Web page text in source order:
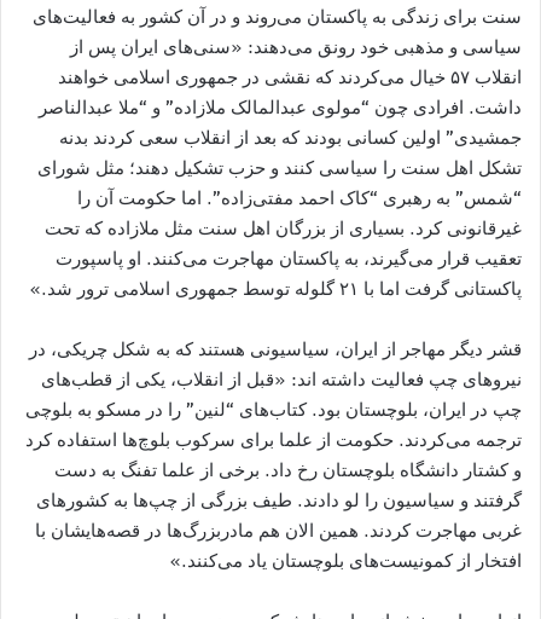
سنت برای زندگی به پاکستان می‌روند و در آن کشور به فعالیت‌های
سیاسی و مذهبی خود رونق می‌دهند: «سنی‌های ایران پس از
انقلاب ۵۷ خیال می‌کردند که نقشی در جمهوری اسلامی خواهند
داشت. افرادی چون “مولوی عبدالمالک ملازاده” و “ملا عبدالناصر
جمشیدی” اولین کسانی بودند که بعد از انقلاب سعی کردند بدنه
تشکل اهل سنت را سیاسی کنند و حزب تشکیل دهند؛ مثل شورای
“شمس” به رهبری “کاک احمد مفتی‌زاده”. اما حکومت آن‌ را
غیرقانونی کرد. بسیاری از بزرگان اهل سنت مثل ملازاده که تحت
تعقیب قرار می‌گیرند، به پاکستان مهاجرت می‌کنند. او پاسپورت
پاکستانی گرفت اما با ۲۱ گلوله توسط جمهوری اسلامی ترور شد.»
قشر دیگر مهاجر از ایران، سیاسیونی هستند که به شکل چریکی، در
نیروهای چپ فعالیت داشته اند: «قبل از انقلاب، یکی از قطب‌های
چپ در ایران، بلوچستان بود. کتاب‌های “لنین” را در مسکو به بلوچی
ترجمه می‌کردند. حکومت از علما برای سرکوب بلوچ‌ها استفاده کرد
و کشتار دانشگاه بلوچستان رخ داد. برخی از علما تفنگ به دست
گرفتند و سیاسیون را لو دادند. طیف بزرگی از چپ‌ها به کشورهای
غربی مهاجرت کردند. همین الان هم مادربزرگ‌ها در قصه‌هایشان با
افتخار از کمونیست‌های بلوچستان یاد می‌کنند.»‌